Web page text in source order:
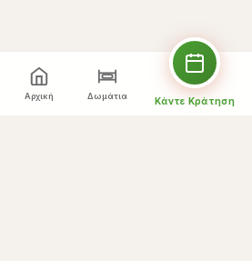
Αρχική Δωμάτια Κάντε Κράτηση